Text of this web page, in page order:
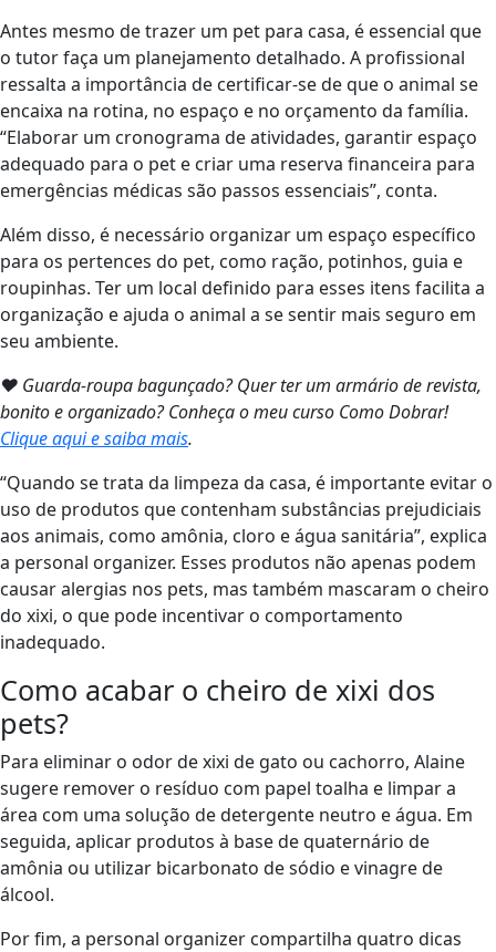
Antes mesmo de trazer um pet para casa, é essencial que
o tutor faça um planejamento detalhado. A profissional
ressalta a importância de certificar-se de que o animal se
encaixa na rotina, no espaço e no orçamento da família.
“Elaborar um cronograma de atividades, garantir espaço
adequado para o pet e criar uma reserva financeira para
emergências médicas são passos essenciais”, conta.
Além disso, é necessário organizar um espaço específico
para os pertences do pet, como ração, potinhos, guia e
roupinhas. Ter um local definido para esses itens facilita a
organização e ajuda o animal a se sentir mais seguro em
seu ambiente.
❤ Guarda-roupa bagunçado? Quer ter um armário de revista,
bonito e organizado? Conheça o meu curso Como Dobrar!
Clique aqui e saiba mais.
“Quando se trata da limpeza da casa, é importante evitar o
uso de produtos que contenham substâncias prejudiciais
aos animais, como amônia, cloro e água sanitária”, explica
a personal organizer. Esses produtos não apenas podem
causar alergias nos pets, mas também mascaram o cheiro
do xixi, o que pode incentivar o comportamento
inadequado.
Como acabar o cheiro de xixi dos
pets?
Para eliminar o odor de xixi de gato ou cachorro, Alaine
sugere remover o resíduo com papel toalha e limpar a
área com uma solução de detergente neutro e água. Em
seguida, aplicar produtos à base de quaternário de
amônia ou utilizar bicarbonato de sódio e vinagre de
álcool.
Por fim, a personal organizer compartilha quatro dicas